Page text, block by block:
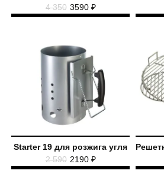
4 350 3590 ₽
Starter 19 для розжига угля
2 590 2190 ₽